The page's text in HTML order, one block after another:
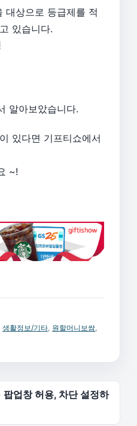
대상으로 등급제를 적
있습니다.
알아보았습니다.
있다면 기프티쇼에서
~!
생활정보/기타, 원할머니보쌈,
업창 허용, 차단 설정하